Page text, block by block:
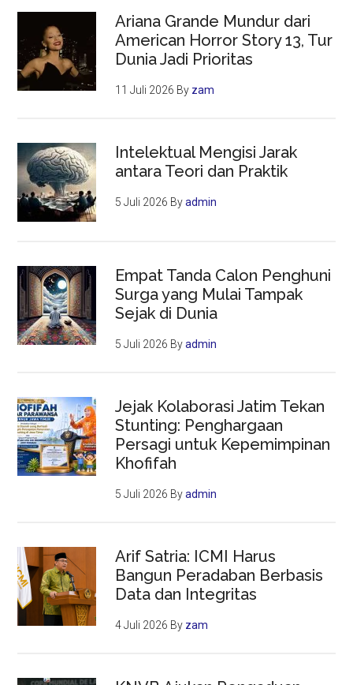
Ariana Grande Mundur dari
American Horror Story 13, Tur
Dunia Jadi Prioritas
11 Juli 2026 By zam
Intelektual Mengisi Jarak
antara Teori dan Praktik
5 Juli 2026 Byadmin
Empat Tanda Calon Penghuni
Surga yang Mulai Tampak
Sejak di Dunia
5 Juli 2026 Byadmin
Jejak Kolaborasi Jatim Tekan
Stunting: Penghargaan
Persagi untuk Kepemimpinan
Khofifah
5 Juli 2026 Byadmin
Arif Satria: ICMI Harus
Bangun Peradaban Berbasis
Data dan Integritas
4 Juli 2026 By zam